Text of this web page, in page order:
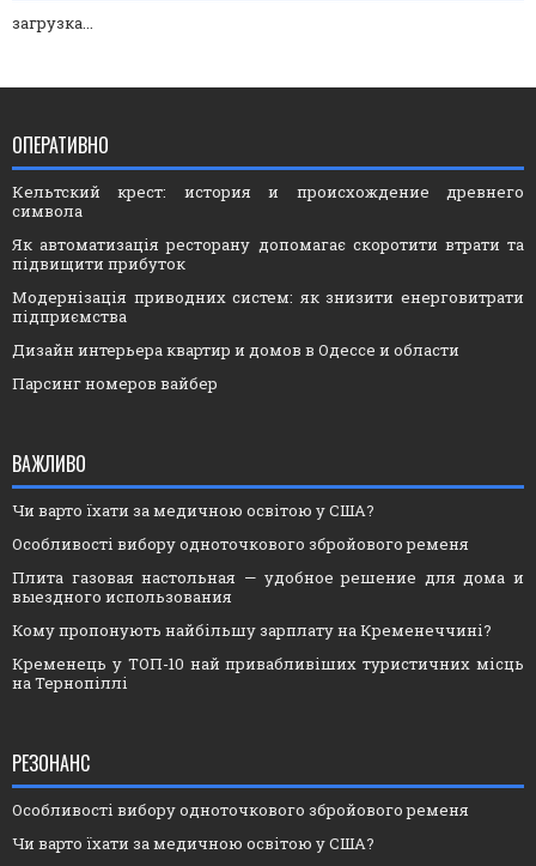
загрузка...
ОПЕРАТИВНО
Кельтский крест: история и происхождение древнего
символа
Як автоматизація ресторану допомагає скоротити втрати та
підвищити прибуток
Модернізація приводних систем: як знизити енерговитрати
підприємства
Дизайн интерьера квартир и домов в Одессе и области
Парсинг номеров вайбер
ВАЖЛИВО
Чи варто їхати за медичною освітою у США?
Особливості вибору одноточкового збройового ременя
Плита газовая настольная — удобное решение для дома и
выездного использования
Кому пропонують найбільшу зарплату на Кременеччині?
Кременець у ТОП-10 най привабливіших туристичних місць
на Тернопіллі
РЕЗОНАНС
Особливості вибору одноточкового збройового ременя
Чи варто їхати за медичною освітою у США?